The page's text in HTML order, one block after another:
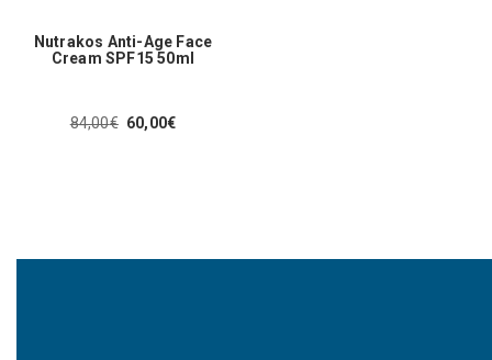
Nutrakos Anti-Age Face
Cream SPF15 50ml
84,00€ 60,00€